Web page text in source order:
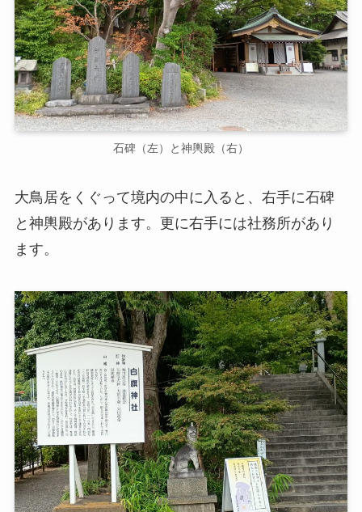
石碑（左）と神輿殿（右）
大鳥居をくぐって境内の中に入ると、右手に石碑
と神輿殿があります。更に右手には社務所があり
ます。